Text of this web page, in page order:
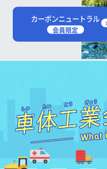
カーボンニュートラル
会員限定